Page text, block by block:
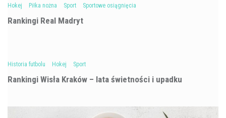
Hokej Piłka nożna Sport Sportowe osiągnięcia
Rankingi Real Madryt
Historia futbolu Hokej Sport
Rankingi Wisła Kraków – lata świetności i upadku